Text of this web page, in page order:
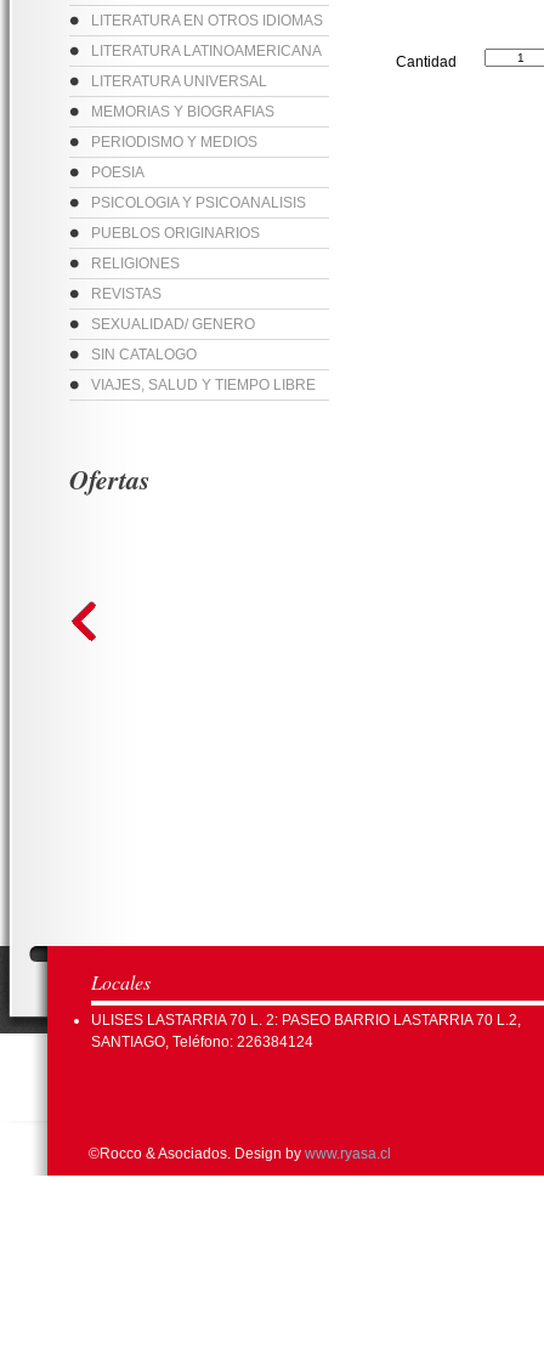
LITERATURA EN OTROS IDIOMAS
LITERATURA LATINOAMERICANA
LITERATURA UNIVERSAL
MEMORIAS Y BIOGRAFIAS
PERIODISMO Y MEDIOS
POESIA
PSICOLOGIA Y PSICOANALISIS
PUEBLOS ORIGINARIOS
RELIGIONES
REVISTAS
SEXUALIDAD/ GENERO
SIN CATALOGO
VIAJES, SALUD Y TIEMPO LIBRE
Cantidad
Ofertas
Locales
ULISES LASTARRIA 70 L. 2: PASEO BARRIO LASTARRIA 70 L.2,
SANTIAGO, Teléfono: 226384124
©Rocco & Asociados. Design by www.ryasa.cl